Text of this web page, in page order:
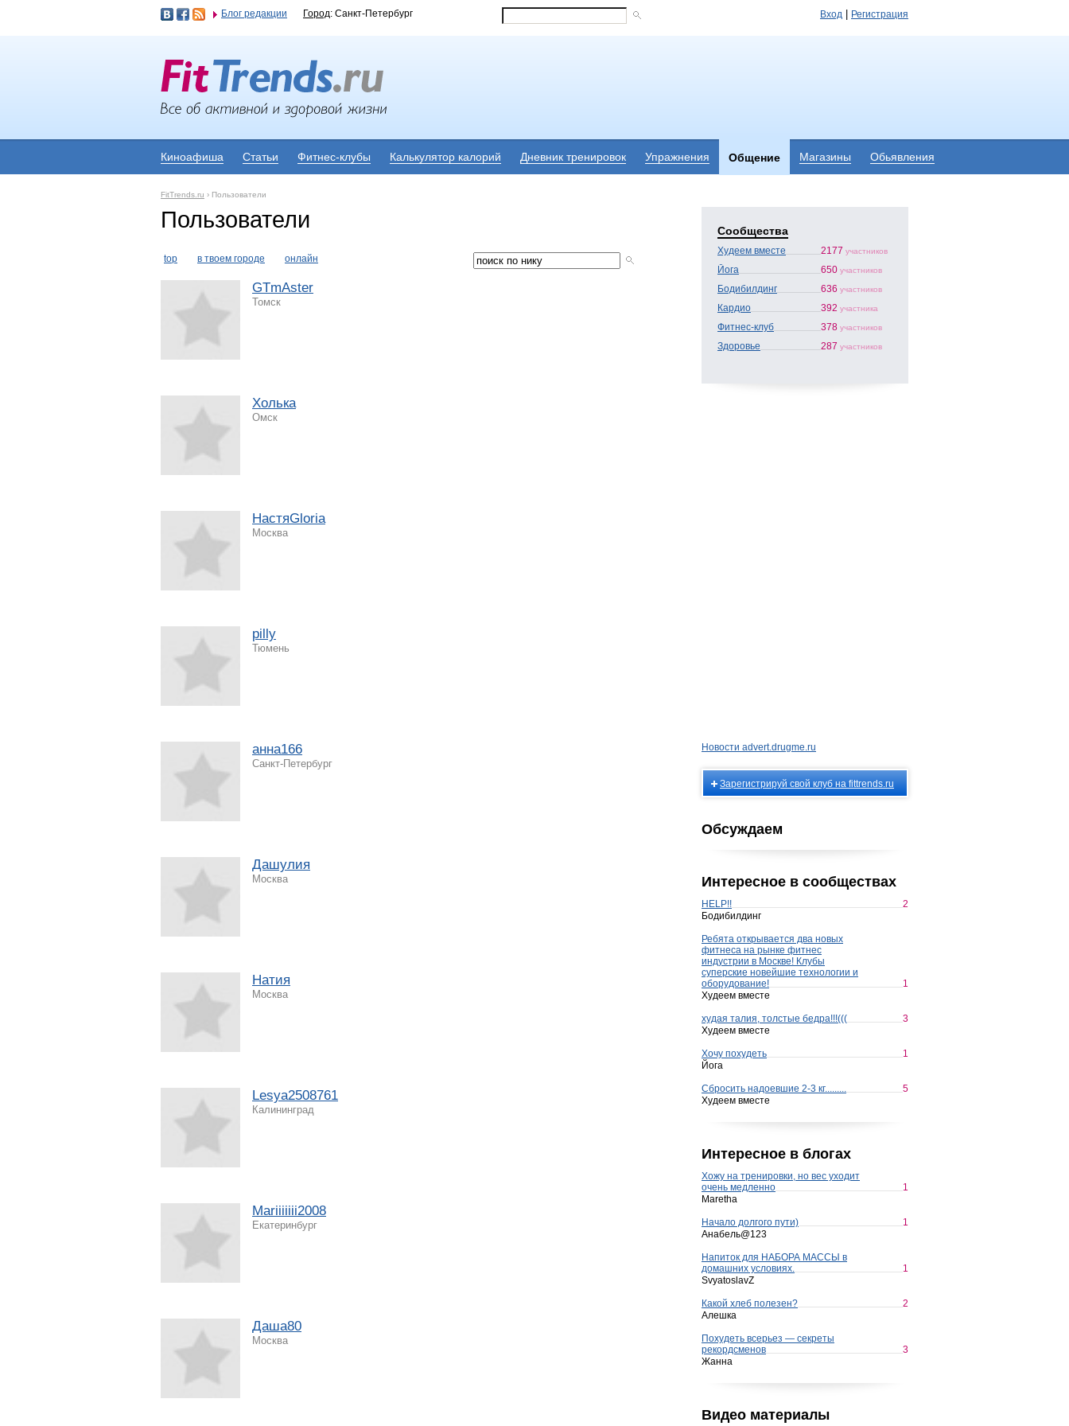
Блог редакции Город: Санкт-Петербург Вход Регистрация
Киноафиша Статьи Фитнес-клубы Калькулятор калорий Дневник тренировок Упражнения Общение Магазины Обьявления
FitTrends.ru › Пользователи
Пользователи
top в твоем городе онлайн
GTmAster
Томск
Холька
Омск
НастяGloria
Москва
pilly
Тюмень
анна166
Санкт-Петербург
Дашулия
Москва
Натия
Москва
Lesya2508761
Калининград
Mariiiiiii2008
Екатеринбург
Даша80
Москва
Сообщества
Худеем вместе 2177 участников
Йога 650 участников
Бодибилдинг 636 участников
Кардио 392 участника
Фитнес-клуб 378 участников
Здоровье 287 участников
Новости advert.drugme.ru
Зарегистрируй свой клуб на fittrends.ru
Обсуждаем
Интересное в сообществах
HELP!!
2
Бодибилдинг
Ребята открывается два новых
фитнеса на рынке фитнес
индустрии в Москве! Клубы
суперские новейшие технологии и
оборудование!
1
Худеем вместе
худая талия, толстые бедра!!!(((
3
Худеем вместе
Хочу похудеть
1
Йога
Сбросить надоевшие 2-3 кг.........
5
Худеем вместе
Интересное в блогах
Хожу на тренировки, но вес уходит
очень медленно
1
Maretha
Начало долгого пути)
1
Анабель@123
Напиток для НАБОРА МАССЫ в
домашних условиях.
1
SvyatoslavZ
Какой хлеб полезен?
2
Алешка
Похудеть всерьез — секреты
рекордсменов
3
Жанна
Видео материалы